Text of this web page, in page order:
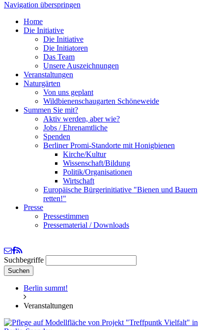
Navigation überspringen
Home
Die Initiative
Die Initiative
Die Initiatoren
Das Team
Unsere Auszeichnungen
Veranstaltungen
Naturgärten
Von uns geplant
Wildbienenschaugarten Schöneweide
Summen Sie mit?
Aktiv werden, aber wie?
Jobs / Ehrenamtliche
Spenden
Berliner Promi-Standorte mit Honigbienen
Kirche/Kultur
Wissenschaft/Bildung
Politik/Organisationen
Wirtschaft
Europäische Bürgerinitiative "Bienen und Bauern
retten!"
Presse
Pressestimmen
Pressematerial / Downloads
Suchbegriffe
Suchen
Berlin summt!
Veranstaltungen